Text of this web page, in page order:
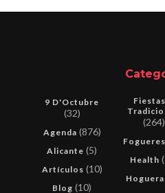
9 D'Octubre
(32)
Agenda (876)
Alicante (5)
Artículos (10)
Blog (10)
(264)
Fogueres
Health